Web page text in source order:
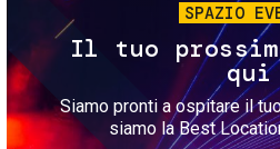
SPAZIO
Il tuo
qui
Siamo pronti a ospitare il
siamo la Best